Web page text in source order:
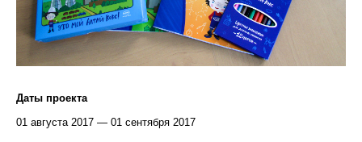
Даты проекта
01 августа 2017 — 01 сентября 2017